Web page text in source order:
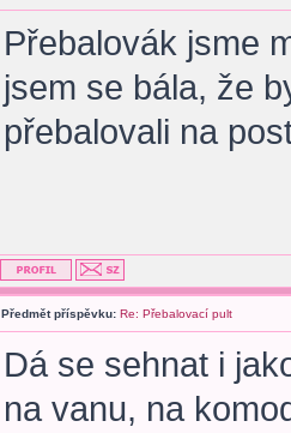
Přebalovák jsme
jsem se bála, že
přebalovali na
Předmět příspěvku: Re: Přebalovací pult
Dá se sehnat i
na vanu, na